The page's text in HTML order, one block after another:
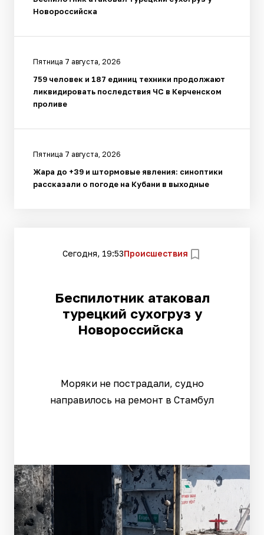
Новороссийска
Пятница 7 августа, 2026
759 человек и 187 единиц техники продолжают
ликвидировать последствия ЧС в Керченском
проливе
Пятница 7 августа, 2026
Жара до +39 и штормовые явления: синоптики
рассказали о погоде на Кубани в выходные
Сегодня, 19:53Происшествия
Беспилотник атаковал
турецкий сухогруз у
Новороссийска
Моряки не пострадали, судно
направилось на ремонт в Стамбул